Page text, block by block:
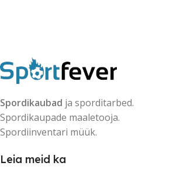
Spordikaubad ja sporditarbed.
Spordikaupade maaletooja.
Spordiinventari müük.
Leia meid ka